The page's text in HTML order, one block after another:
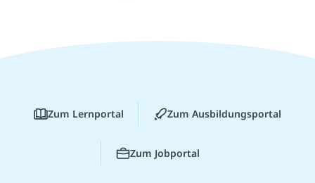
Zum Lernportal Zum Ausbildungsportal
Zum Jobportal